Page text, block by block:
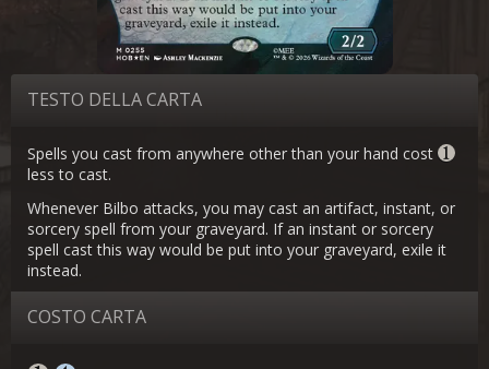
TESTO DELLA CARTA
Spells you cast from anywhere other than your hand cost
less to cast.
Whenever Bilbo attacks, you may cast an artifact, instant, or
sorcery spell from your graveyard. If an instant or sorcery
spell cast this way would be put into your graveyard, exile it
instead.
COSTO CARTA